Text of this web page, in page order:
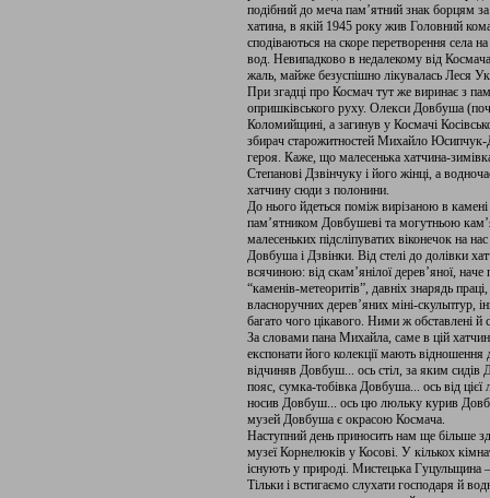
подібний до меча пам’ятний знак борцям
хатина, в якій 1945 року жив Головний
сподіваються на скоре перетворення села
вод. Невипадково в недалекому від
жаль, майже безуспішно лікувалась Леся
При згадці про Космач тут же виринає з
опришківського руху. Олекси Довбуша
Коломийщині, а загинув у Космачі
збирач старожитностей Михайло Юсипчук-
героя. Каже, що малесенька хатчина-
Степанові Дзвінчуку і його жінці, а
хатчину сюди з полонини.
До нього йдеться поміж вирізаною в
пам’ятником Довбушеві та могутньою
малесеньких підсліпуватих віконечок на
Довбуша і Дзвінки. Від стелі до долівки
всячиною: від скам’янілої дерев’яної,
“каменів-метеоритів”, давніх знарядь
власноручних дерев’яних міні-скульптур,
багато чого цікавого. Ними ж обставлені й
За словами пана Михайла, саме в цій
експонати його колекції мають відношення
відчиняв Довбуш... ось стіл, за яким
пояс, сумка-тобівка Довбуша... ось від
носив Довбуш... ось цю люльку курив
музей Довбуша є окрасою Космача.
Наступний день приносить нам ще більше
музеї Корнелюків у Косові. У кількох
існують у природі. Мистецька
Тільки і встигаємо слухати господаря й